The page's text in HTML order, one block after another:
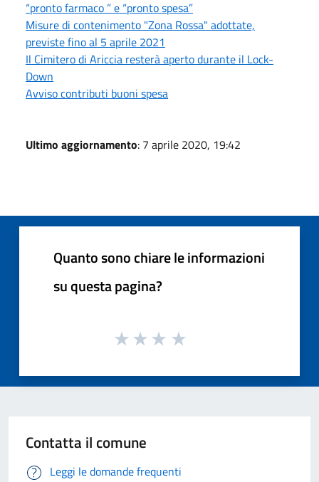
“pronto farmaco ” e “pronto spesa”
Misure di contenimento "Zona Rossa" adottate,
previste fino al 5 aprile 2021
Il Cimitero di Ariccia resterà aperto durante il Lock-
Down
Avviso contributi buoni spesa
Ultimo aggiornamento: 7 aprile 2020, 19:42
Quanto sono chiare le informazioni
su questa pagina?
Contatta il comune
Leggi le domande frequenti